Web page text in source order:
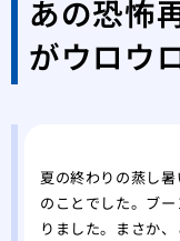
あの恐怖
がウロウ
夏の終わりの蒸し
のことでした。ブ
りました。まさか